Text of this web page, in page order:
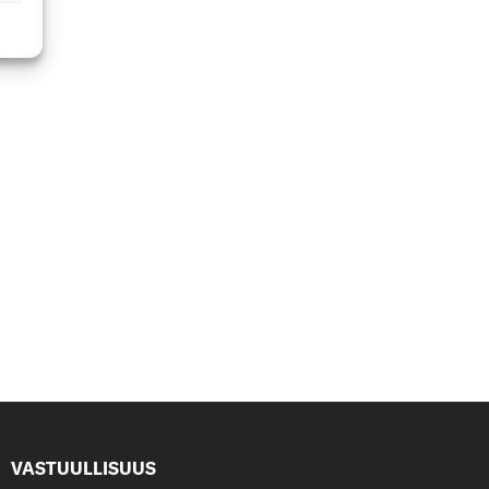
VASTUULLISUUS